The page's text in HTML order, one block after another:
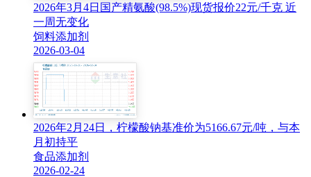
2026年3月4日国产精氨酸(98.5%)现货报价22元/千克 近
一周无变化
饲料添加剂
2026-03-04
2026年2月24日，柠檬酸钠基准价为5166.67元/吨，与本
月初持平
食品添加剂
2026-02-24